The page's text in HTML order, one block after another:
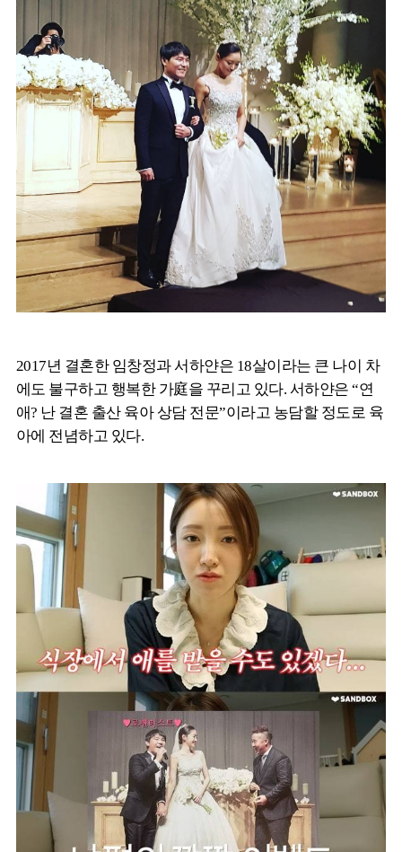
2017년 결혼한 임창정과 서하얀은 18살이라는 큰 나이 차
에도 불구하고 행복한 가庭을 꾸리고 있다. 서하얀은 “연
애? 난 결혼 출산 육아 상담 전문”이라고 농담할 정도로 육
아에 전념하고 있다.